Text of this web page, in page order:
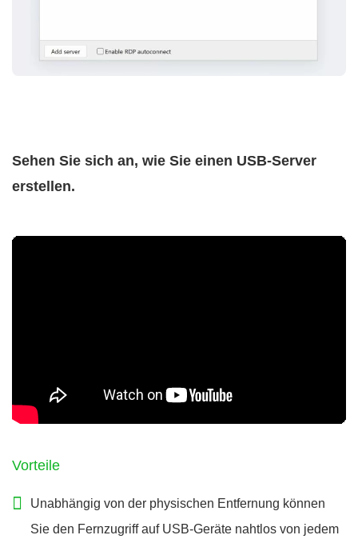
Sehen Sie sich an, wie Sie einen USB-Server
erstellen.
Vorteile
Unabhängig von der physischen Entfernung können
Sie den Fernzugriff auf USB-Geräte nahtlos von jedem